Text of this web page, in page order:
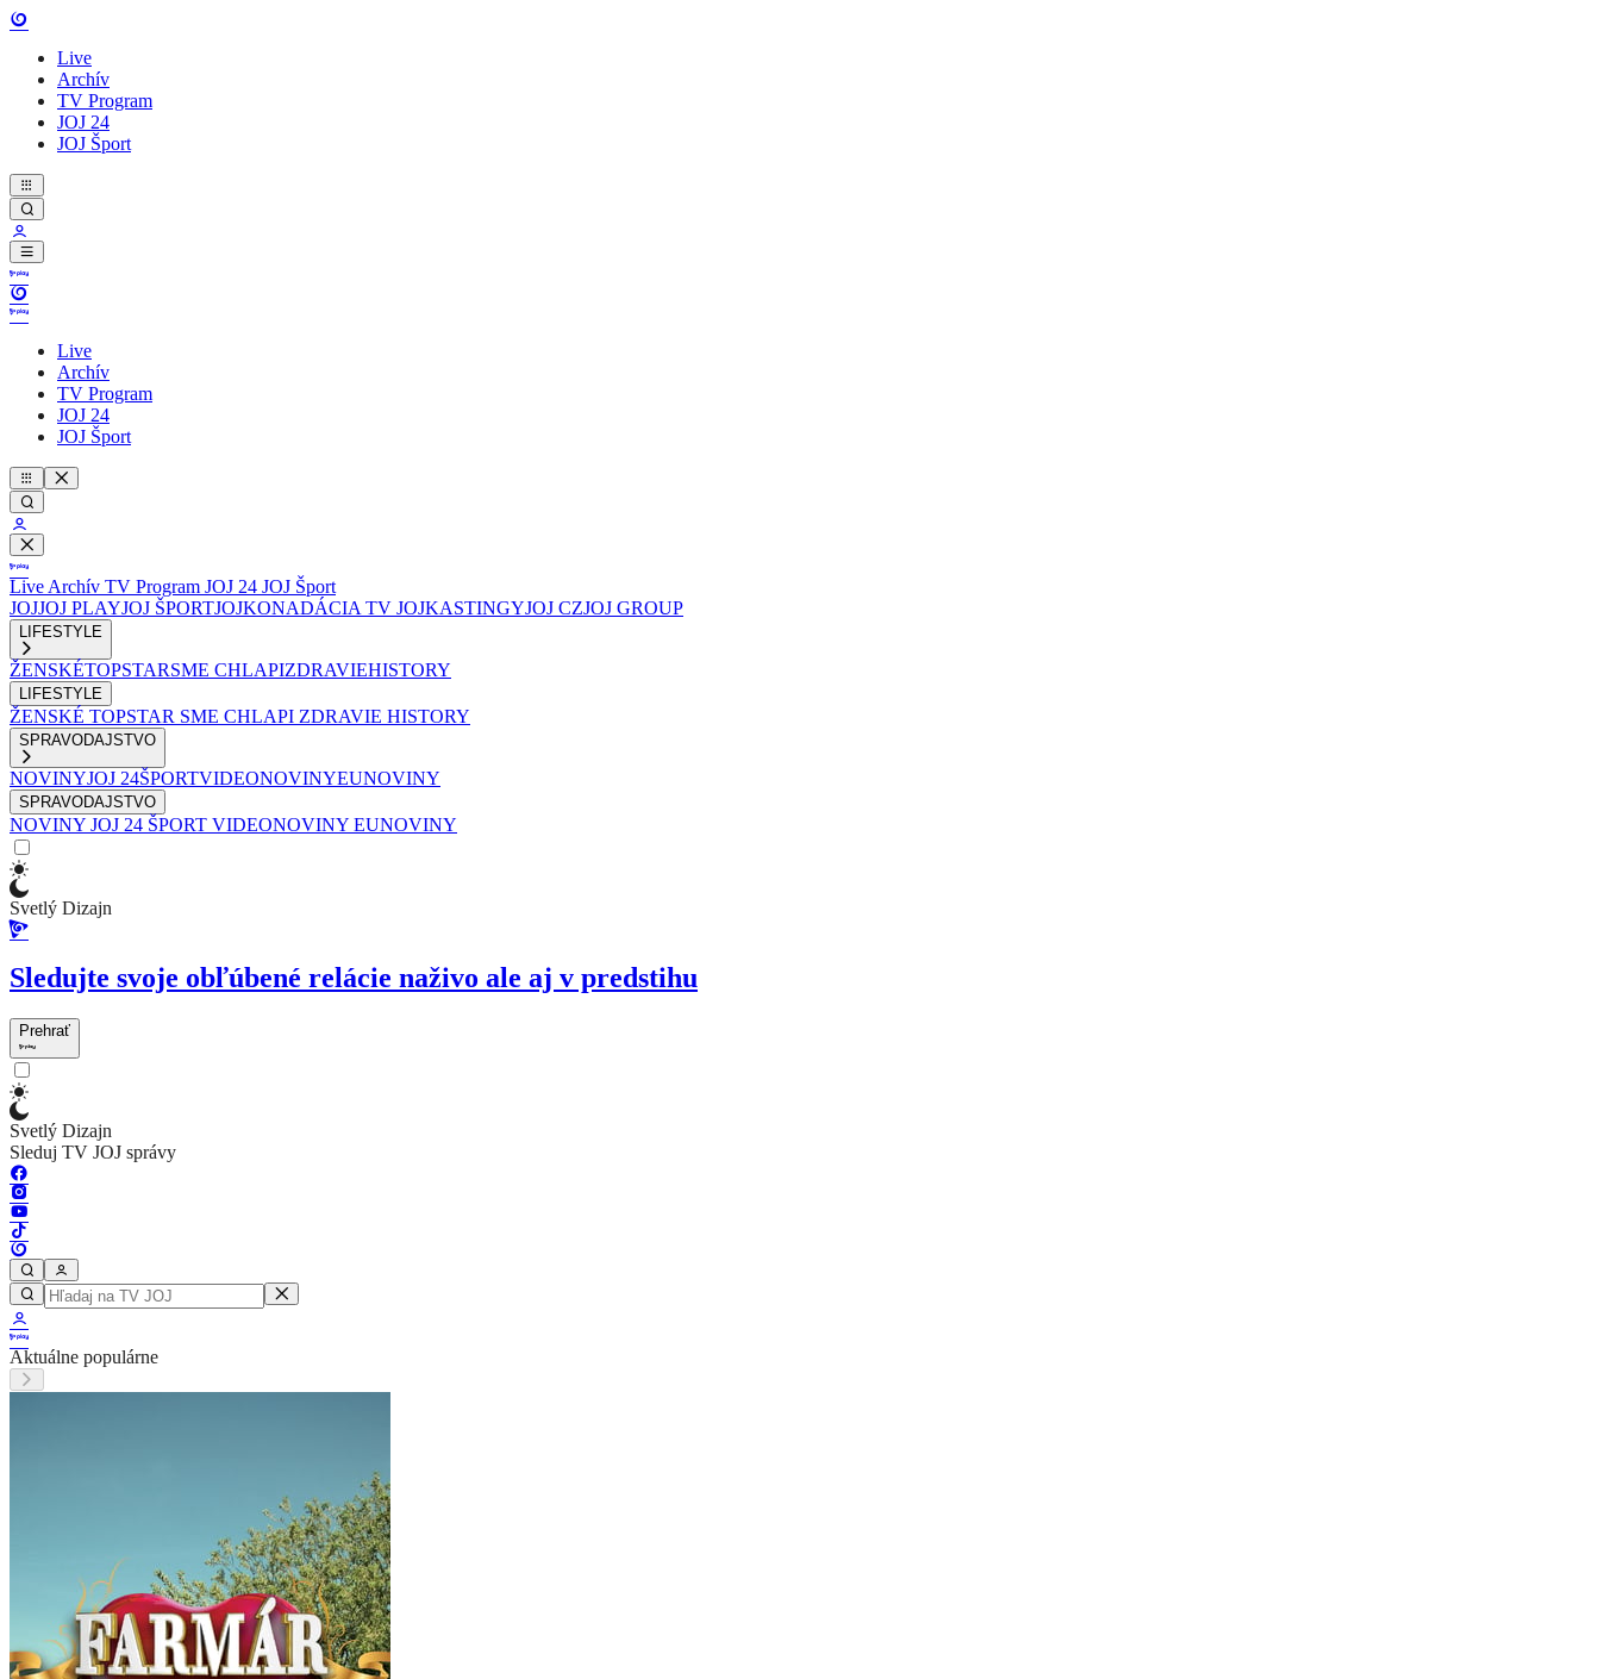
Live
Archív
TV Program
JOJ 24
JOJ Šport
Live
Archív
TV Program
JOJ 24
JOJ Šport
Live Archív TV Program JOJ 24 JOJ Šport
JOJJOJ PLAYJOJ ŠPORTJOJKONADÁCIA TV JOJKASTINGYJOJ CZJOJ GROUP
LIFESTYLE
ŽENSKÉTOPSTARSME CHLAPIZDRAVIEHISTORY
LIFESTYLE
ŽENSKÉ TOPSTAR SME CHLAPI ZDRAVIE HISTORY
SPRAVODAJSTVO
NOVINYJOJ 24ŠPORTVIDEONOVINYEUNOVINY
SPRAVODAJSTVO
NOVINY JOJ 24 ŠPORT VIDEONOVINY EUNOVINY
Svetlý Dizajn
Sledujte svoje obľúbené relácie naživo ale aj v predstihu
Prehrať
Svetlý Dizajn
Sleduj TV JOJ správy
Aktuálne populárne